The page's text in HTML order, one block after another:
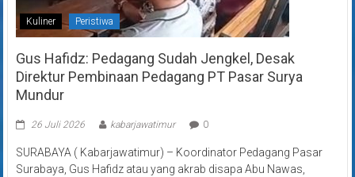
Kuliner Peristiwa
Gus Hafidz: Pedagang Sudah Jengkel, Desak
Direktur Pembinaan Pedagang PT Pasar Surya
Mundur
26 Juli 2026 kabarjawatimur 0
SURABAYA ( Kabarjawatimur) – Koordinator Pedagang Pasar
Surabaya, Gus Hafidz atau yang akrab disapa Abu Nawas,